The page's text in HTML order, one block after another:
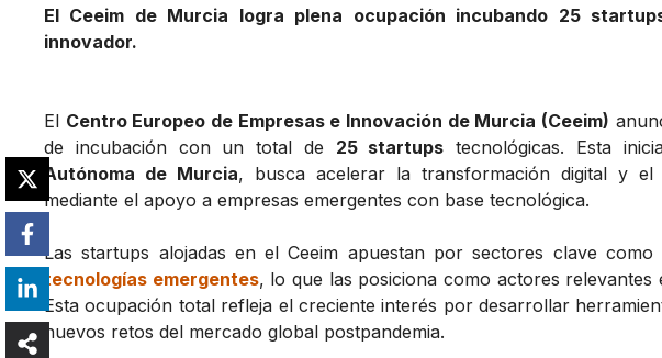
El Ceeim de Murcia logra plena ocupación incubando 25
innovador.
El Centro Europeo de Empresas e Innovación de Murcia (Ceeim)
de incubación con un total de 25 startups tecnológicas. Esta
Autónoma de Murcia, busca acelerar la transformación digital y
mediante el apoyo a empresas emergentes con base tecnológica.
Las startups alojadas en el Ceeim apuestan por sectores clave como
tecnologías emergentes, lo que las posiciona como actores
Esta ocupación total refleja el creciente interés por desarrollar
nuevos retos del mercado global postpandemia.